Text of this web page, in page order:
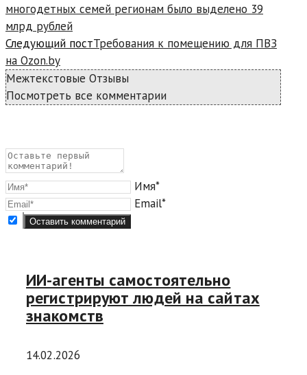
многодетных семей регионам было выделено 39
млрд рублей
Следующий постТребования к помещению для ПВЗ
на Ozon.by
Межтекстовые Отзывы
Посмотреть все комментарии
Имя*
Email*
ИИ-агенты самостоятельно
регистрируют людей на сайтах
знакомств
14.02.2026